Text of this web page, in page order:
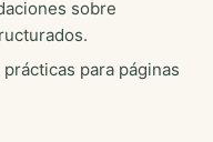
sobre
para páginas